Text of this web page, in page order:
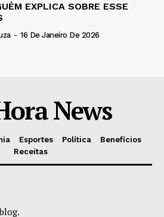
EXPLICA SOBRE ESSE
- 16 De Janeiro De 2026
News
Esportes Política
Benefícios
Receitas